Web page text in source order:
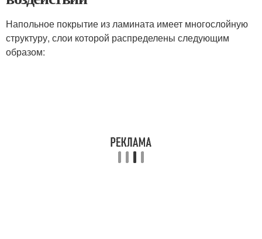
Напольное покрытие из ламината имеет многослойную
структуру, слои которой распределены следующим
образом: